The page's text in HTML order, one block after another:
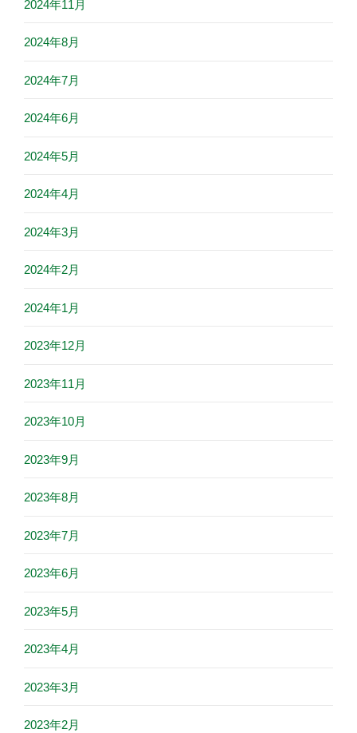
2024年11月
2024年8月
2024年7月
2024年6月
2024年5月
2024年4月
2024年3月
2024年2月
2024年1月
2023年12月
2023年11月
2023年10月
2023年9月
2023年8月
2023年7月
2023年6月
2023年5月
2023年4月
2023年3月
2023年2月